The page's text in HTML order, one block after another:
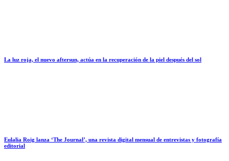
La luz roja, el nuevo aftersun, actúa en la recuperación de la piel después del sol
Eulalia Roig lanza ‘The Journal’, una revista digital mensual de entrevistas y fotografía
editorial